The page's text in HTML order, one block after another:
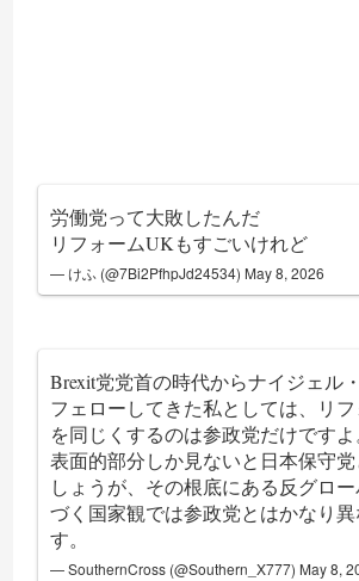
労働党って大敗したんだ
リフォームUKもすごいけれど
— けふ (@7Bi2PfhpJd24534) May 8, 2026
Brexit党党首の時代からナイジェル
フェローしてきた私としては、リ
を同じくするのは参政党だけです
表面的部分しか見ないと日本保守
しょうが、その根底にある反グロ
づく国家観では参政党とはかなり異
す。
— SouthernCross (@Southern_X777) May 8,